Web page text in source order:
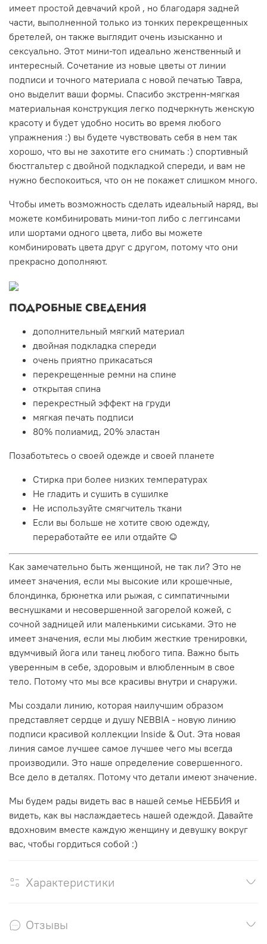
имеет простой девчачий крой , но благодаря задней
части, выполненной только из тонких перекрещенных
бретелей, он также выглядит очень изысканно и
сексуально. Этот мини-топ идеально женственный и
интересный. Сочетание из новые цветы от линии
подписи и точного материала с новой печатью Тавра,
оно выделит ваши формы. Спасибо экстренн-мягкая
материальная конструкция легко подчеркнуть женскую
красоту и будет удобно носить во время любого
упражнения :) вы будете чувствовать себя в нем так
хорошо, что вы не захотите его снимать :) спортивный
бюстгальтер с двойной подкладкой спереди, и вам не
нужно беспокоиться, что он не покажет слишком много.
Чтобы иметь возможность сделать идеальный наряд, вы
можете комбинировать мини-топ либо с леггинсами
или шортами одного цвета, либо вы можете
комбинировать цвета друг с другом, потому что они
прекрасно дополняют.
ПОДРОБНЫЕ СВЕДЕНИЯ
дополнительный мягкий материал
двойная подкладка спереди
очень приятно прикасаться
перекрещенные ремни на спине
открытая спина
перекрестный эффект на груди
мягкая печать подписи
80% полиамид, 20% эластан
Позаботьтесь о своей одежде и своей планете
Стирка при более низких температурах
Не гладить и сушить в сушилке
Не используйте смягчитель ткани
Если вы больше не хотите свою одежду,
переработайте ее или отдайте ☺
Как замечательно быть женщиной, не так ли? Это не
имеет значения, если мы высокие или крошечные,
блондинка, брюнетка или рыжая, с симпатичными
веснушками и несовершенной загорелой кожей, с
сочной задницей или маленькими сиськами. Это не
имеет значения, если мы любим жесткие тренировки,
вдумчивый йога или танец любого типа. Важно быть
уверенным в себе, здоровым и влюбленным в свое
тело. Потому что мы все красивы внутри и снаружи.
Мы создали линию, которая наилучшим образом
представляет сердце и душу NEBBIA - новую линию
подписи красивой коллекции Inside & Out. Эта новая
линия самое лучшее самое лучшее чего мы всегда
производили. Это наше определение совершенного.
Все дело в деталях. Потому что детали имеют значение.
Мы будем рады видеть вас в нашей семье НЕББИЯ и
видеть, как вы наслаждаетесь нашей одеждой. Давайте
вдохновим вместе каждую женщину и девушку вокруг
вас, чтобы гордиться собой :)
Характеристики
Отзывы